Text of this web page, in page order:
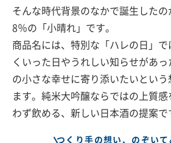
そんな時代背景のなかで誕生した
8％の「小晴れ」です。
商品名には、特別な「ハレの日」で
くいった日やうれしい知らせがあ
の小さな幸せに寄り添いたいとい
ます。純米大吟醸ならではの上質
わず飲める、新しい日本酒の提案で
つくり手の想い、のぞい